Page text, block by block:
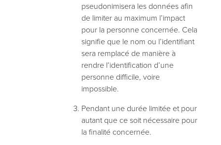
pseudonimisera les données afin
de limiter au maximum l’impact
pour la personne concernée. Cela
signifie que le nom ou l’identifiant
sera remplacé de manière à
rendre l’identification d’une
personne difficile, voire
impossible.
Pendant une durée limitée et pour
autant que ce soit nécessaire pour
la finalité concernée.